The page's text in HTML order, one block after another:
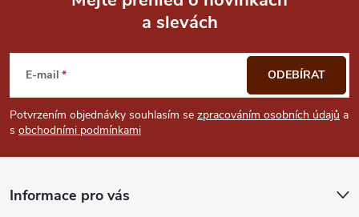
p
a
a slevách
E-mail
Potvrzením objednávky souhlasím se zpracováním osobních údajů a
s obchodními podmínkami
ODEBÍRAT
Informace pro vás